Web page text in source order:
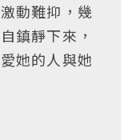
動難抑，幾
鎮靜下來，
她的人與她